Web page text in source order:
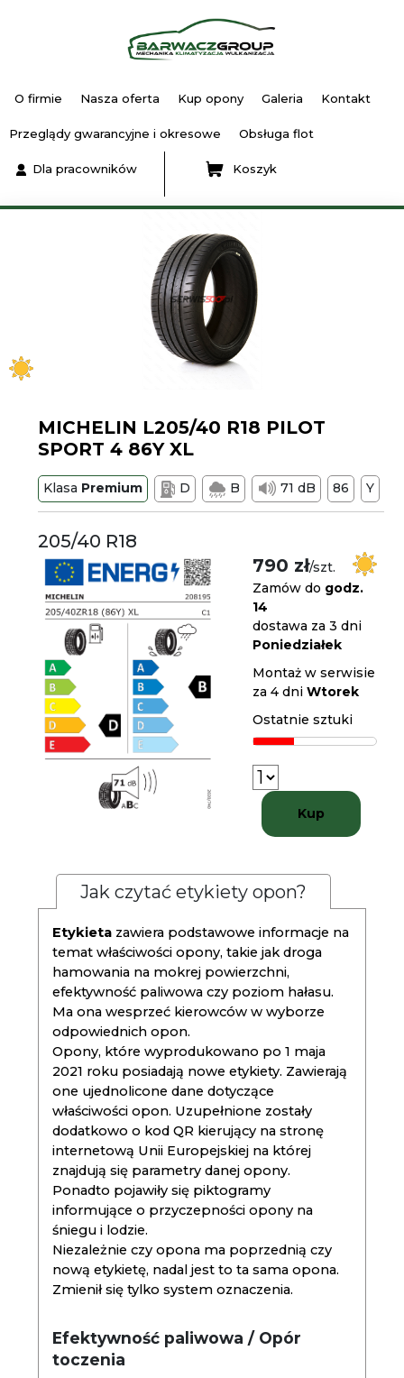
O firmie Nasza oferta Kup opony Galeria Kontakt
Przeglądy gwarancyjne i okresowe Obsługa flot
Dla pracowników Koszyk
MICHELIN L205/40 R18 PILOT
SPORT 4 86Y XL
Klasa Premium D B 71 dB 86 Y
205/40 R18
790 zł/szt.
Zamów do godz.
14
dostawa za 3 dni
Poniedziałek
Montaż w serwisie
za 4 dniWtorek
Ostatnie sztuki
Kup
Jak czytać etykiety opon?
Etykieta zawiera podstawowe informacje na
temat właściwości opony, takie jak droga
hamowania na mokrej powierzchni,
efektywność paliwowa czy poziom hałasu.
Ma ona wesprzeć kierowców w wyborze
odpowiednich opon.
Opony, które wyprodukowano po 1 maja
2021 roku posiadają nowe etykiety. Zawierają
one ujednolicone dane dotyczące
właściwości opon. Uzupełnione zostały
dodatkowo o kod QR kierujący na stronę
internetową Unii Europejskiej na której
znajdują się parametry danej opony.
Ponadto pojawiły się piktogramy
informujące o przyczepności opony na
śniegu i lodzie.
Niezależnie czy opona ma poprzednią czy
nową etykietę, nadal jest to ta sama opona.
Zmienił się tylko system oznaczenia.
Efektywność paliwowa / Opór
toczenia